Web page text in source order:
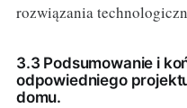
rozwiązania
3.3 Podsumowanie i
odpowiedniego
domu.